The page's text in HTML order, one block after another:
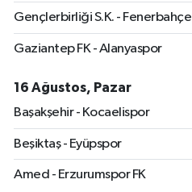
Gençlerbirliği S.K. - Fenerbahçe
Gaziantep FK - Alanyaspor
16 Ağustos, Pazar
Başakşehir - Kocaelispor
Beşiktaş - Eyüpspor
Amed - Erzurumspor FK